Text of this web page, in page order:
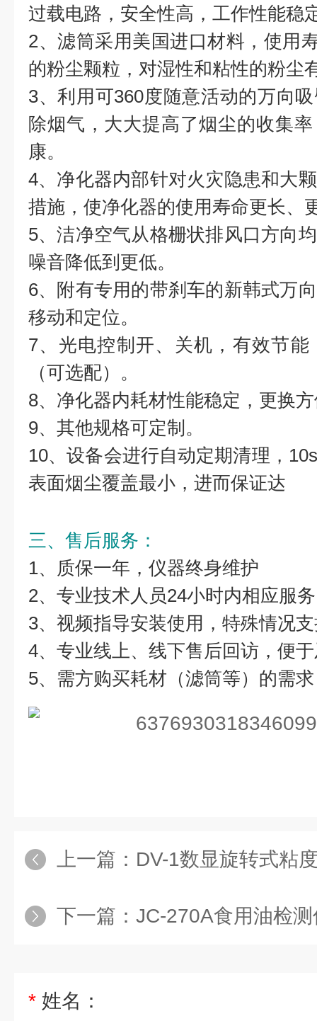
过载电路，安全性高，工作性能稳
2、滤筒采用美国进口材料，使用
的粉尘颗粒，对湿性和粘性的粉尘
3、利用可360度随意活动的万向
除烟气，大大提高了烟尘的收集
康。
4、净化器内部针对火灾隐患和大
措施，使净化器的使用寿命更长、
5、洁净空气从格栅状排风口方向
噪音降低到更低。
6、附有专用的带刹车的新韩式万
移动和定位。
7、光电控制开、关机，有效节
（可选配）。
8、净化器内耗材性能稳定，更换
9、其他规格可定制。
10、设备会进行自动定期清理，
表面烟尘覆盖最小，进而保证达
三、售后服务：
1、质保一年，仪器终身维护
2、专业技术人员24小时内相应服务
3、视频指导安装使用，特殊情况
4、专业线上、线下售后回访，便
5、需方购买耗材（滤筒等）的需
上一篇： DV-1数显旋转式粘
下一篇： JC-270A食用油检测
* 姓名：